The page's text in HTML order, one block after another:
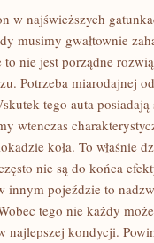
w najświeższych
musimy gwałtownie
nie jest porządne
Potrzeba miarodajnej
tego auta
wtenczas
koła. To właśnie
nie są do końca
innym pojeździe to
tego nie każdy
najlepszej kondycji.